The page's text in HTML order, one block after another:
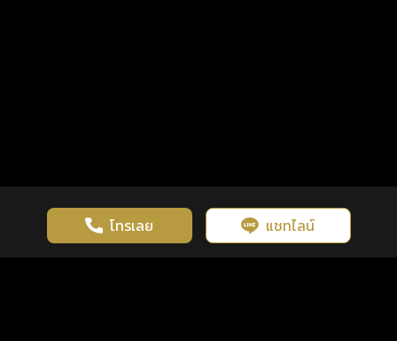
โทรเลย แชทไลน์
เว็บไซต์นี้มีการใช้งานคุกกี้ เพื่อเพิ่มประสิทธิภาพและประสบการณ์ที่ดี
ในการใช้งานเว็บไซต์ นโยบายความเป็นส่วนตัว
รู้ก่อน พร้อมกว่า ทุกจังหวะชีวิต คลิกดูดวงฟรี